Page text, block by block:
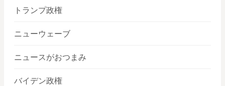
トランプ政権
ニューウェーブ
ニュースがおつまみ
バイデン政権